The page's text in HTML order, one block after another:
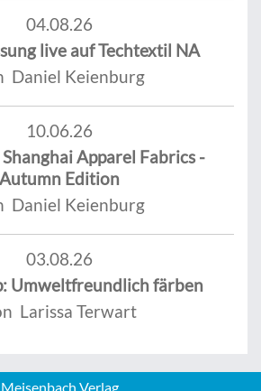
04.08.26
live auf Techtextil NA
Daniel Keienburg
10.06.26
Apparel Fabrics -
Autumn Edition
Daniel Keienburg
03.08.26
Umweltfreundlich färben
Larissa Terwart
Meisenbach Verlag